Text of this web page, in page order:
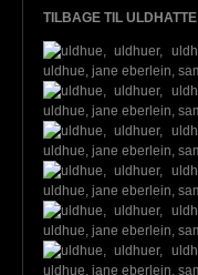
TILBAGE TIL ULDHATTE